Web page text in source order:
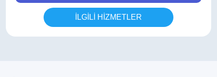
İLGİLİ HİZMETLER